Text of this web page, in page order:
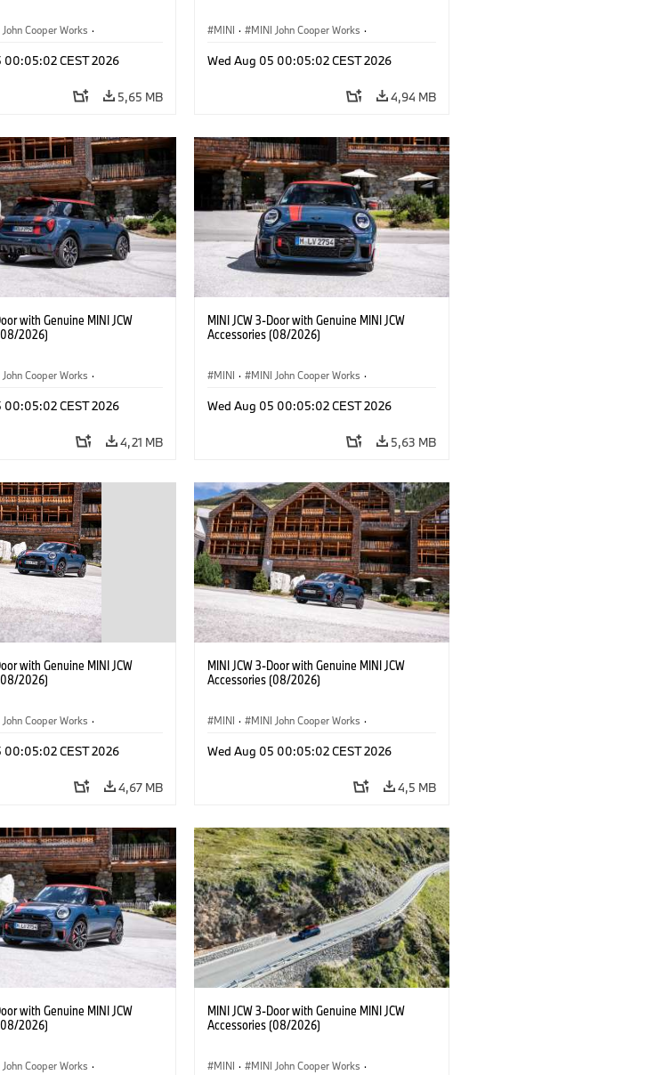
Cooper Works ·
00:05:02 CEST 2026
5,65 MB
MINI · MINI John Cooper Works ·
Wed Aug 05 00:05:02 CEST 2026
4,94 MB
with Genuine MINI JCW
2026)
Cooper Works ·
00:05:02 CEST 2026
4,21 MB
MINI JCW 3-Door with Genuine MINI JCW
Accessories (08/2026)
MINI · MINI John Cooper Works ·
Wed Aug 05 00:05:02 CEST 2026
5,63 MB
with Genuine MINI JCW
2026)
Cooper Works ·
00:05:02 CEST 2026
4,67 MB
MINI JCW 3-Door with Genuine MINI JCW
Accessories (08/2026)
MINI · MINI John Cooper Works ·
Wed Aug 05 00:05:02 CEST 2026
4,5 MB
with Genuine MINI JCW
2026)
Cooper Works ·
MINI JCW 3-Door with Genuine MINI JCW
Accessories (08/2026)
MINI · MINI John Cooper Works ·